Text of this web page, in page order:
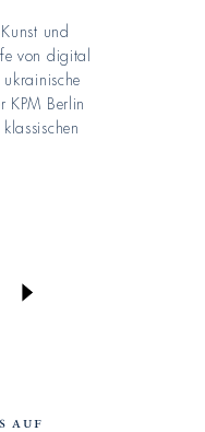
und
von digital
KPM Berlin
AUF